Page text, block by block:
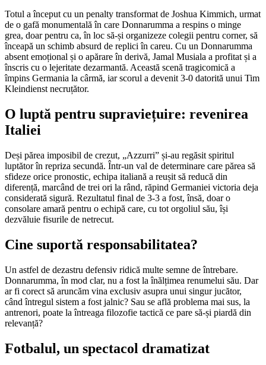
Totul a început cu un penalty transformat de Joshua Kimmich, urmat
de o gafă monumentală în care Donnarumma a respins o minge
grea, doar pentru ca, în loc să-și organizeze colegii pentru corner, să
înceapă un schimb absurd de replici în careu. Cu un Donnarumma
absent emoțional și o apărare în derivă, Jamal Musiala a profitat și a
înscris cu o lejeritate dezarmantă. Această scenă tragicomică a
împins Germania la cârmă, iar scorul a devenit 3-0 datorită unui Tim
Kleindienst necruțător.
O luptă pentru supraviețuire: revenirea
Italiei
Deși părea imposibil de crezut, „Azzurri” și-au regăsit spiritul
luptător în repriza secundă. Într-un val de determinare care părea să
sfideze orice pronostic, echipa italiană a reușit să reducă din
diferență, marcând de trei ori la rând, răpind Germaniei victoria deja
considerată sigură. Rezultatul final de 3-3 a fost, însă, doar o
consolare amară pentru o echipă care, cu tot orgoliul său, își
dezvăluie fisurile de netrecut.
Cine suportă responsabilitatea?
Un astfel de dezastru defensiv ridică multe semne de întrebare.
Donnarumma, în mod clar, nu a fost la înălțimea renumelui său. Dar
ar fi corect să aruncăm vina exclusiv asupra unui singur jucător,
când întregul sistem a fost jalnic? Sau se află problema mai sus, la
antrenori, poate la întreaga filozofie tactică ce pare să-și piardă din
relevanță?
Fotbalul, un spectacol dramatizat